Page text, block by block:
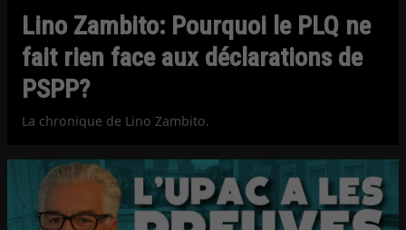
Lino Zambito: Pourquoi le PLQ ne
fait rien face aux déclarations de
PSPP?
La chronique de Lino Zambito.